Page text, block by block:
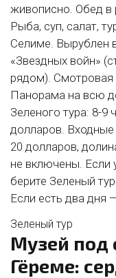
живописно. Обед в
Рыба, суп, салат,
Селиме. Вырублен
«Звездных войн»
рядом). Смотровая
Панорама на всю
Зеленого тура: 8-9
долларов.
20 долларов,
не включены. Если
берите Зеленый
Если есть два дня
Зеленый тур
Музей
Гёреме: